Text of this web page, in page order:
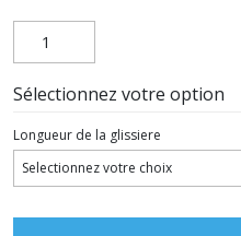
Sélectionnez votre option
Longueur de la glissiere